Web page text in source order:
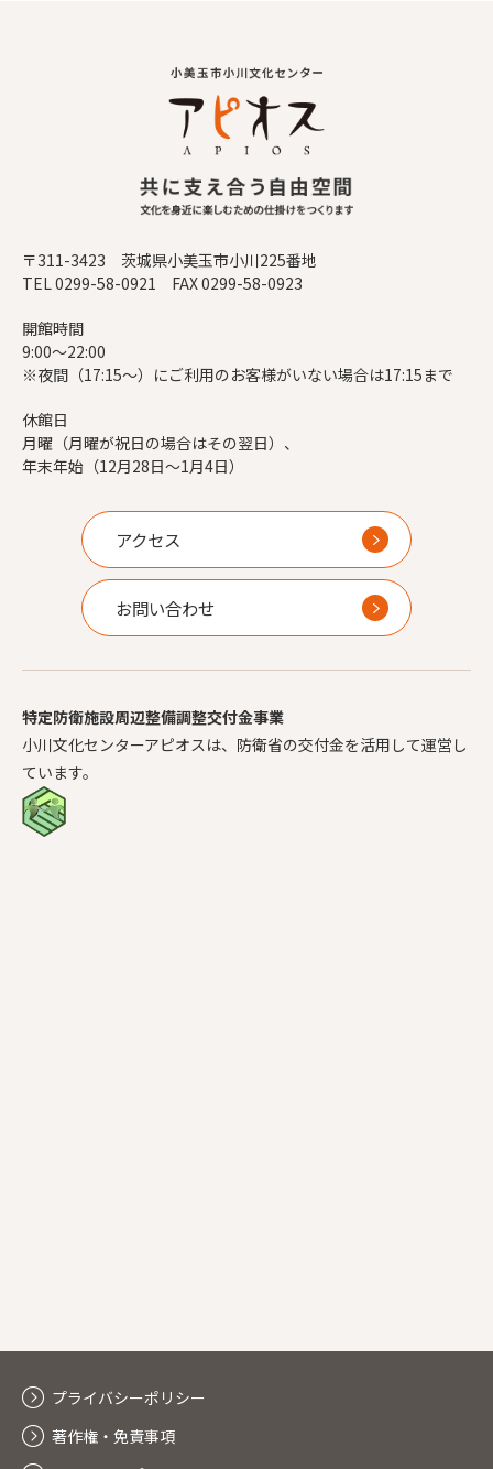
〒311-3423 茨城県小美玉市小川225番地
TEL 0299-58-0921 FAX 0299-58-0923
開館時間
9:00～22:00
※夜間（17:15～）にご利用のお客様がいない場合は17:15まで
休館日
月曜（月曜が祝日の場合はその翌日）、
年末年始（12月28日～1月4日）
アクセス
お問い合わせ
特定防衛施設周辺整備調整交付金事業
小川文化センターアピオスは、防衛省の交付金を活用して運営し
ています。
プライバシーポリシー
著作権・免責事項